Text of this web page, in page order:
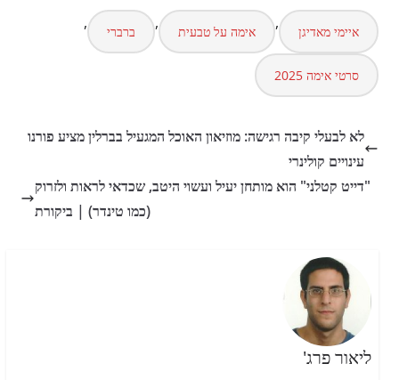
איימי מאדיגן , אימה על טבעית , ברברי ,
סרטי אימה 2025
לא לבעלי קיבה רגישה: מוזיאון האוכל המגעיל בברלין מציע פורנו
עינויים קולינרי
"דייט קטלני" הוא מותחן יעיל ועשוי היטב, שכדאי לראות ולזרוק
(כמו טינדר) | ביקורת
ליאור פרג'